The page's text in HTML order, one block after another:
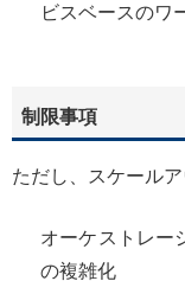
ビスベースのワ
制限事項
ただし、スケール
オーケストレー
の複雑化